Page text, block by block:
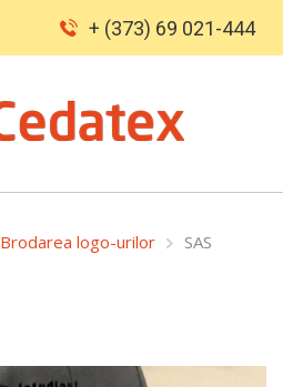
+ (373) 69 021-444
Brodarea logo-urilor SAS